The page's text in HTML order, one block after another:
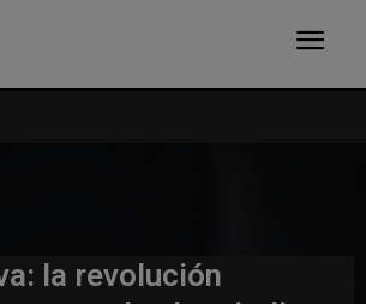
la revolución